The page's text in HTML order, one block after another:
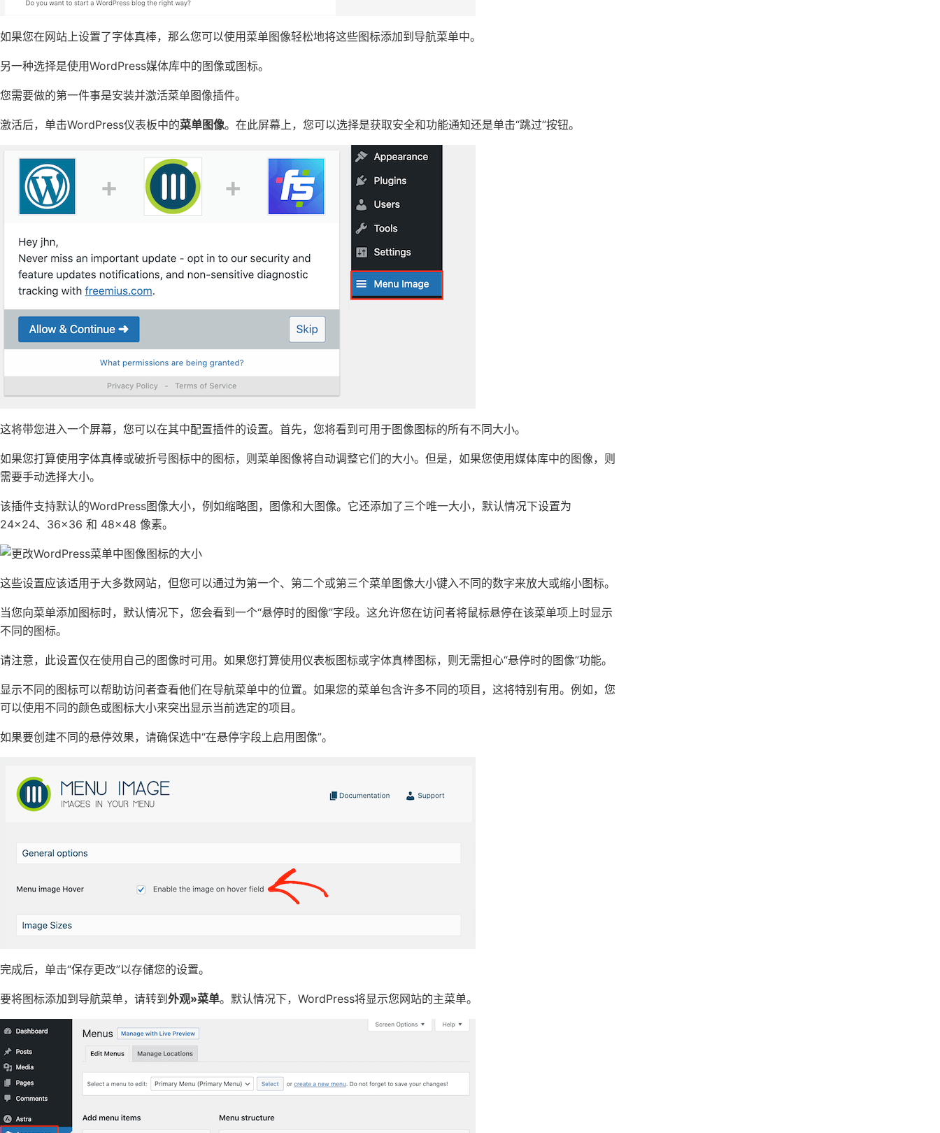
如果您在网站上设置了字体真棒，那么您可以使用菜单图像轻松地将这些图标添加到导航菜单中。
另一种选择是使用WordPress媒体库中的图像或图标。
您需要做的第一件事是安装并激活菜单图像插件。
激活后，单击WordPress仪表板中的菜单图像。在此屏幕上，您可以选择是获取安全和功能通知还是单击“跳过”按钮。
这将带您进入一个屏幕，您可以在其中配置插件的设置。首先，您将看到可用于图像图标的所有不同大小。
如果您打算使用字体真棒或破折号图标中的图标，则菜单图像将自动调整它们的大小。但是，如果您使用媒体库中的图像，则
需要手动选择大小。
该插件支持默认的WordPress图像大小，例如缩略图，图像和大图像。它还添加了三个唯一大小，默认情况下设置为
24×24、36×36 和 48×48 像素。
这些设置应该适用于大多数网站，但您可以通过为第一个、第二个或第三个菜单图像大小键入不同的数字来放大或缩小图标。
当您向菜单添加图标时，默认情况下，您会看到一个“悬停时的图像”字段。这允许您在访问者将鼠标悬停在该菜单项上时显示
不同的图标。
请注意，此设置仅在使用自己的图像时可用。如果您打算使用仪表板图标或字体真棒图标，则无需担心“悬停时的图像”功能。
显示不同的图标可以帮助访问者查看他们在导航菜单中的位置。如果您的菜单包含许多不同的项目，这将特别有用。例如，您
可以使用不同的颜色或图标大小来突出显示当前选定的项目。
如果要创建不同的悬停效果，请确保选中“在悬停字段上启用图像”。
完成后，单击“保存更改”以存储您的设置。
要将图标添加到导航菜单，请转到 外观»菜单。默认情况下，WordPress将显示您网站的主菜单。